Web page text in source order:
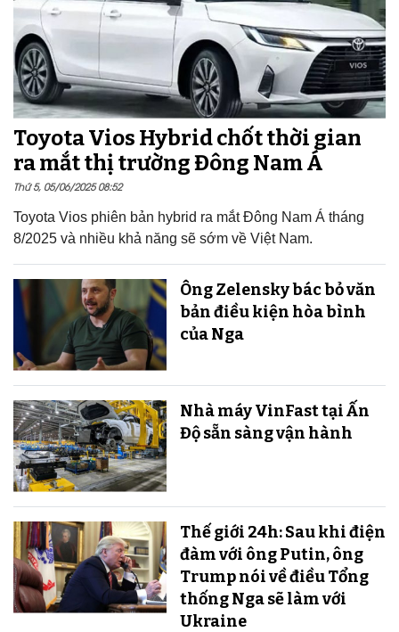
Toyota Vios Hybrid chốt thời gian
ra mắt thị trường Đông Nam Á
Thứ 5, 05/06/2025 08:52
Toyota Vios phiên bản hybrid ra mắt Đông Nam Á tháng
8/2025 và nhiều khả năng sẽ sớm về Việt Nam.
Ông Zelensky bác bỏ văn
bản điều kiện hòa bình
của Nga
Nhà máy VinFast tại Ấn
Độ sẵn sàng v​​​​​​​ận hành
Thế giới 24h: Sau khi điện
đàm với ông Putin, ông
Trump nói về điều Tổng
thống Nga sẽ làm với
Ukraine